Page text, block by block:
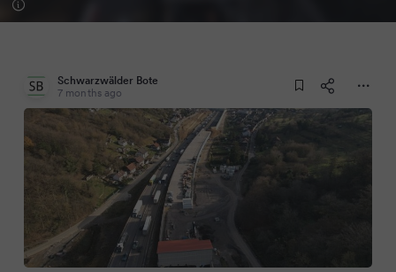
Schwarzwälder Bote
7 months ago